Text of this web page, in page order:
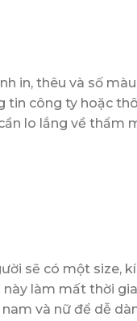
in, thêu và số màu
tin công ty hoặc
lo lắng về thẩm
sẽ có một size,
làm mất thời
và nữ để dễ